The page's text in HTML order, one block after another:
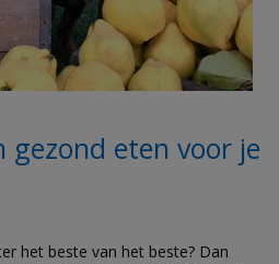
gezond eten voor je
het beste van het beste? Dan